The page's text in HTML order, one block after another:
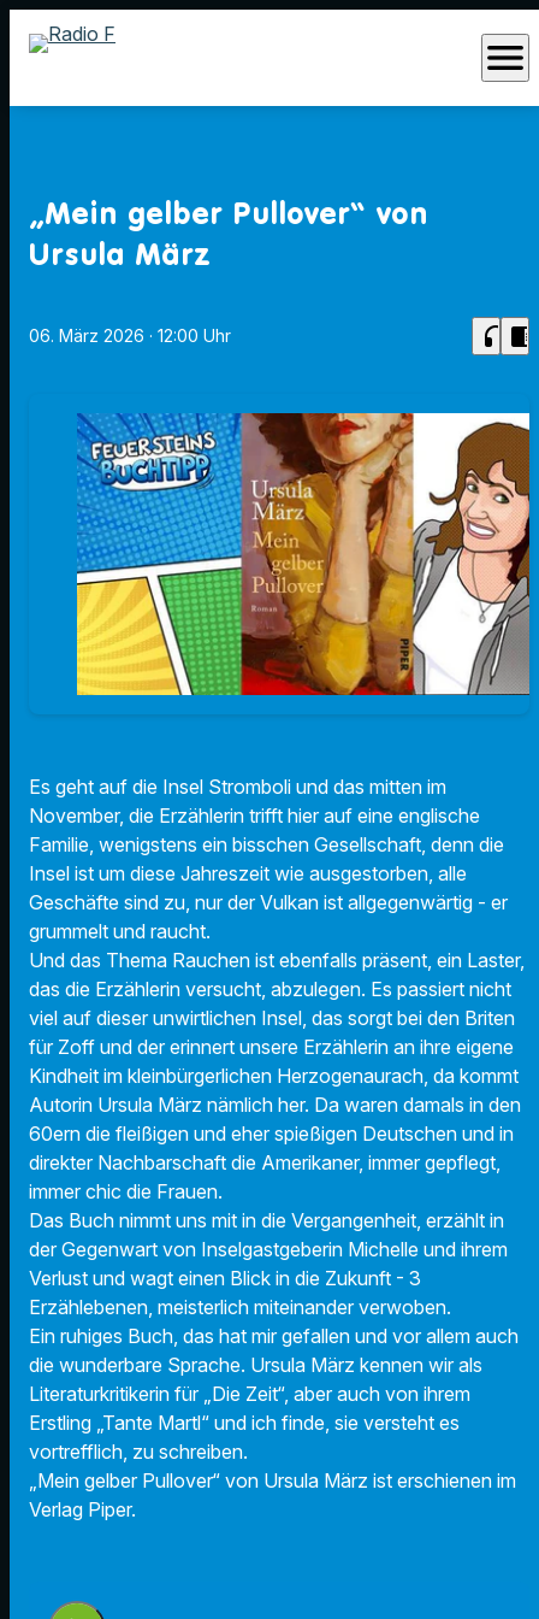
menu
„Mein gelber Pullover“ von
Ursula März
06. März 2026 · 12:00 Uhr headphones chrome_reader_mode
Es geht auf die Insel Stromboli und das mitten im
November, die Erzählerin trifft hier auf eine englische
Familie, wenigstens ein bisschen Gesellschaft, denn die
Insel ist um diese Jahreszeit wie ausgestorben, alle
Geschäfte sind zu, nur der Vulkan ist allgegenwärtig - er
grummelt und raucht.
Und das Thema Rauchen ist ebenfalls präsent, ein Laster,
das die Erzählerin versucht, abzulegen. Es passiert nicht
viel auf dieser unwirtlichen Insel, das sorgt bei den Briten
für Zoff und der erinnert unsere Erzählerin an ihre eigene
Kindheit im kleinbürgerlichen Herzogenaurach, da kommt
Autorin Ursula März nämlich her. Da waren damals in den
60ern die fleißigen und eher spießigen Deutschen und in
direkter Nachbarschaft die Amerikaner, immer gepflegt,
immer chic die Frauen.
Das Buch nimmt uns mit in die Vergangenheit, erzählt in
der Gegenwart von Inselgastgeberin Michelle und ihrem
Verlust und wagt einen Blick in die Zukunft - 3
Erzählebenen, meisterlich miteinander verwoben.
Ein ruhiges Buch, das hat mir gefallen und vor allem auch
die wunderbare Sprache. Ursula März kennen wir als
Literaturkritikerin für „Die Zeit“, aber auch von ihrem
Erstling „Tante Martl“ und ich finde, sie versteht es
vortrefflich, zu schreiben.
„Mein gelber Pullover“ von Ursula März ist erschienen im
Verlag Piper.